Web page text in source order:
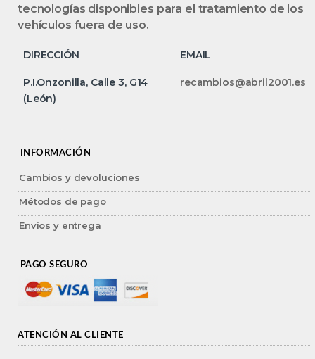
tecnologías disponibles para el tratamiento de los
vehículos fuera de uso.
DIRECCIÓN EMAIL
P.I.Onzonilla, Calle 3, G14
(León)
recambios@abril2001.es
INFORMACIÓN
Cambios y devoluciones
Métodos de pago
Envíos y entrega
PAGO SEGURO
ATENCIÓN AL CLIENTE